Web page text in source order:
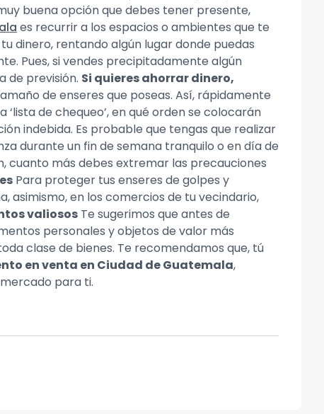
buena opción que debes tener presente,
es recurrir a los espacios o ambientes que te
dinero, rentando algún lugar donde puedas
Pues, si vendes precipitadamente algún
de previsión. Si quieres ahorrar dinero,
de enseres que poseas. Así, rápidamente
de chequeo’, en qué orden se colocarán
indebida. Es probable que tengas que realizar
durante un fin de semana tranquilo o en día de
cuanto más debes extremar las precauciones
Para proteger tus enseres de golpes y
asimismo, en los comercios de tu vecindario,
valiosos Te sugerimos que antes de
personales y objetos de valor más
clase de bienes. Te recomendamos que, tú
en venta en Ciudad de Guatemala,
para ti.